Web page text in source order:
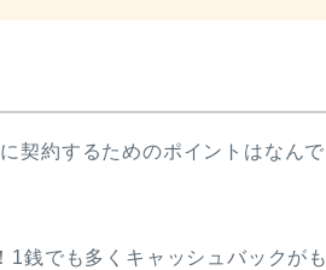
契約するためのポイントはなんで
銭でも多くキャッシュバックがも